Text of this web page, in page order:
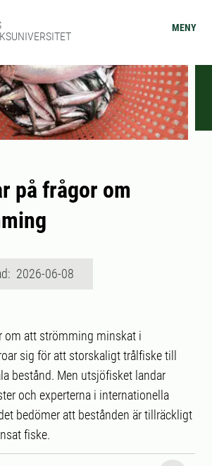
MENY
på frågor om
2026-06-08
om att strömming minskat i
sig för att storskaligt trålfiske till
bestånd. Men utsjöfisket landar
och experterna i internationella
bedömer att bestånden är tillräckligt
fiske.